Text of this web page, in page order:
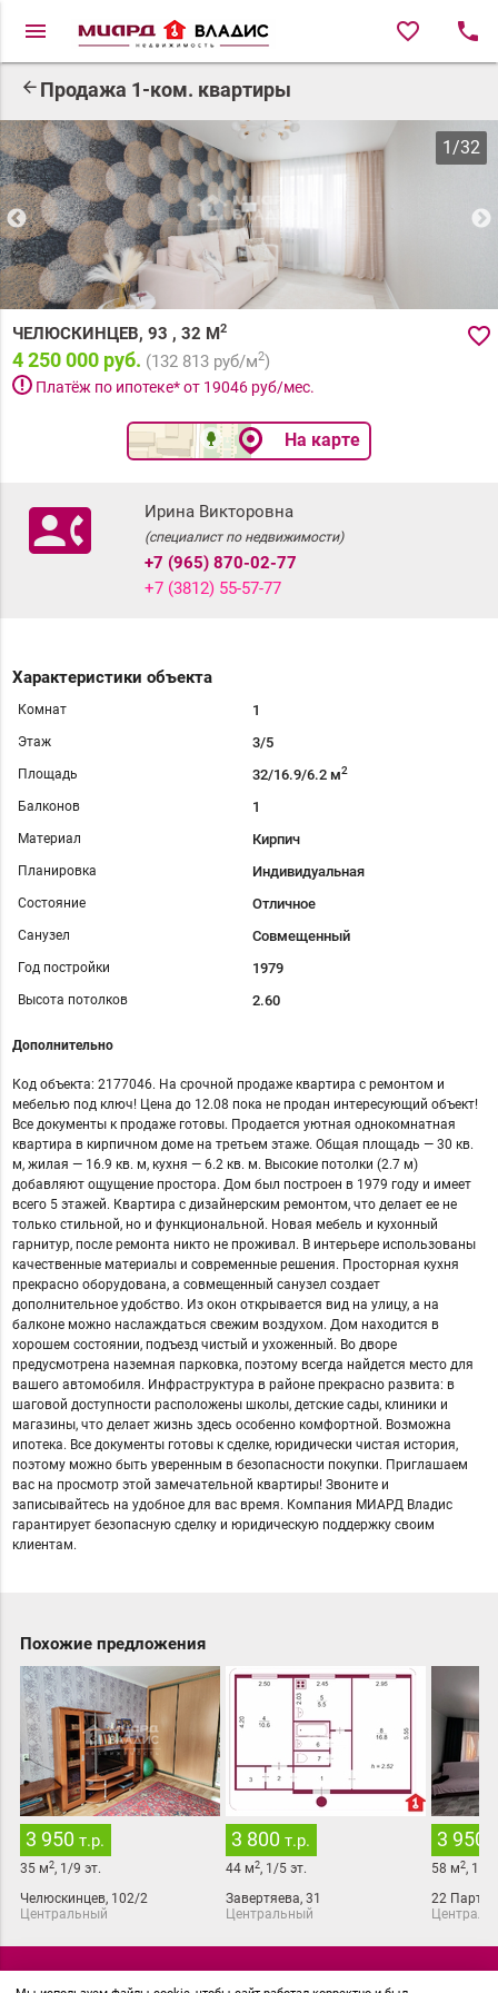
menu favorite_border local_phone
arrow_back Продажа 1-ком. квартиры
1/32
favorite_border
ЧЕЛЮСКИНЦЕВ, 93 , 32 М2
4 250 000 руб. (132 813руб/м2)
priority_highПлатёж по ипотеке* от 19046руб/мес.
На карте
contact_phone Ирина Викторовна
(специалист по недвижимости)
+7 (965) 870-02-77
+7 (3812) 55-57-77
Характеристики объекта
Комнат 1
Этаж 3/5
Площадь 32/16.9/6.2 м2
Балконов 1
Материал Кирпич
Планировка Индивидуальная
Состояние Отличное
Санузел Совмещенный
Год постройки 1979
Высота потолков 2.60
Дополнительно
Код объекта: 2177046. На срочной продаже квартира с ремонтом и
мебелью под ключ! Цена до 12.08 пока не продан интересующий объект!
Все документы к продаже готовы. Продается уютная однокомнатная
квартира в кирпичном доме на третьем этаже. Общая площадь — 30 кв.
м, жилая — 16.9 кв. м, кухня — 6.2 кв. м. Высокие потолки (2.7 м)
добавляют ощущение простора. Дом был построен в 1979 году и имеет
всего 5 этажей. Квартира с дизайнерским ремонтом, что делает ее не
только стильной, но и функциональной. Новая мебель и кухонный
гарнитур, после ремонта никто не проживал. В интерьере использованы
качественные материалы и современные решения. Просторная кухня
прекрасно оборудована, а совмещенный санузел создает
дополнительное удобство. Из окон открывается вид на улицу, а на
балконе можно наслаждаться свежим воздухом. Дом находится в
хорошем состоянии, подъезд чистый и ухоженный. Во дворе
предусмотрена наземная парковка, поэтому всегда найдется место для
вашего автомобиля. Инфраструктура в районе прекрасно развита: в
шаговой доступности расположены школы, детские сады, клиники и
магазины, что делает жизнь здесь особенно комфортной. Возможна
ипотека. Все документы готовы к сделке, юридически чистая история,
поэтому можно быть уверенным в безопасности покупки. Приглашаем
вас на просмотр этой замечательной квартиры! Звоните и
записывайтесь на удобное для вас время. Компания МИАРД Владис
гарантирует безопасную сделку и юридическую поддержку своим
клиентам.
Похожие предложения
3 950 т.р.
35м2, 1 /9 эт.
Челюскинцев, 102/2
Центральный
3 800 т.р.
44м2, 1 /5эт.
Завертяева, 31
Центральный
3 950
58 м2, 1
22
© 2018 АН Миард